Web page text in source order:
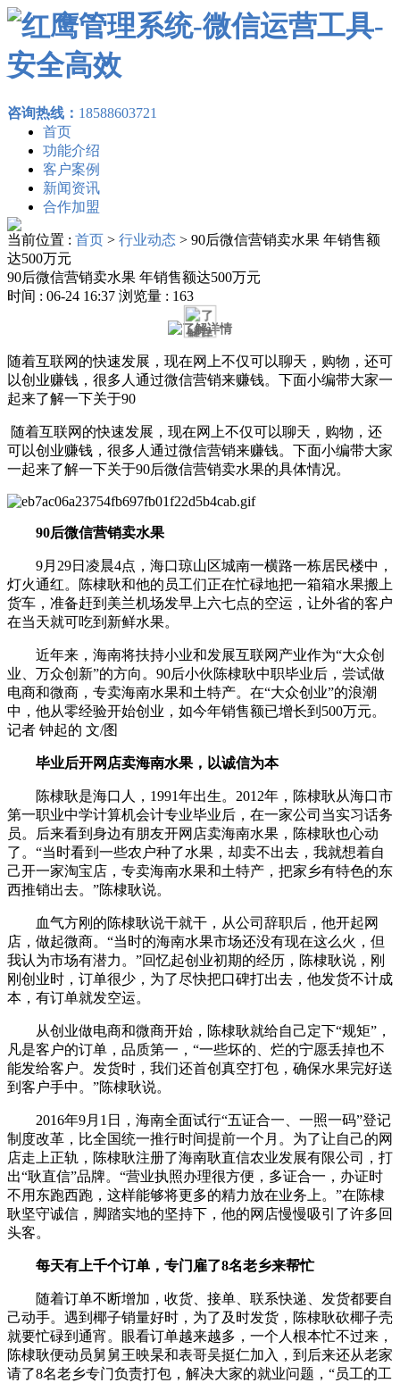
咨询热线： 18588603721
首页
功能介绍
客户案例
新闻资讯
合作加盟
当前位置 : 首页 > 行业动态 > 90后微信营销卖水果 年销售额
达500万元
90后微信营销卖水果 年销售额达500万元
时间 : 06-24 16:37 浏览量 : 163
随着互联网的快速发展，现在网上不仅可以聊天，购物，还可
以创业赚钱，很多人通过微信营销来赚钱。下面小编带大家一
起来了解一下关于90
随着互联网的快速发展，现在网上不仅可以聊天，购物，还
可以创业赚钱，很多人通过微信营销来赚钱。下面小编带大家
一起来了解一下关于90后微信营销卖水果的具体情况。
90后微信营销卖水果
9月29日凌晨4点，海口琼山区城南一横路一栋居民楼中，
灯火通红。陈棣耿和他的员工们正在忙碌地把一箱箱水果搬上
货车，准备赶到美兰机场发早上六七点的空运，让外省的客户
在当天就可吃到新鲜水果。
近年来，海南将扶持小业和发展互联网产业作为“大众创
业、万众创新”的方向。90后小伙陈棣耿中职毕业后，尝试做
电商和微商，专卖海南水果和土特产。在“大众创业”的浪潮
中，他从零经验开始创业，如今年销售额已增长到500万元。
记者 钟起的 文/图
毕业后开网店卖海南水果，以诚信为本
陈棣耿是海口人，1991年出生。2012年，陈棣耿从海口市
第一职业中学计算机会计专业毕业后，在一家公司当实习话务
员。后来看到身边有朋友开网店卖海南水果，陈棣耿也心动
了。“当时看到一些农户种了水果，却卖不出去，我就想着自
己开一家淘宝店，专卖海南水果和土特产，把家乡有特色的东
西推销出去。”陈棣耿说。
血气方刚的陈棣耿说干就干，从公司辞职后，他开起网
店，做起微商。“当时的海南水果市场还没有现在这么火，但
我认为市场有潜力。”回忆起创业初期的经历，陈棣耿说，刚
刚创业时，订单很少，为了尽快把口碑打出去，他发货不计成
本，有订单就发空运。
从创业做电商和微商开始，陈棣耿就给自己定下“规矩”，
凡是客户的订单，品质第一，“一些坏的、烂的宁愿丢掉也不
能发给客户。发货时，我们还首创真空打包，确保水果完好送
到客户手中。”陈棣耿说。
2016年9月1日，海南全面试行“五证合一、一照一码”登记
制度改革，比全国统一推行时间提前一个月。为了让自己的网
店走上正轨，陈棣耿注册了海南耿直信农业发展有限公司，打
出“耿直信”品牌。“营业执照办理很方便，多证合一，办证时
不用东跑西跑，这样能够将更多的精力放在业务上。”在陈棣
耿坚守诚信，脚踏实地的坚持下，他的网店慢慢吸引了许多回
头客。
每天有上千个订单，专门雇了8名老乡来帮忙
随着订单不断增加，收货、接单、联系快递、发货都要自
己动手。遇到椰子销量好时，为了及时发货，陈棣耿砍椰子壳
就要忙碌到通宵。眼看订单越来越多，一个人根本忙不过来，
陈棣耿便动员舅舅王映杲和表哥吴挺仁加入，到后来还从老家
请了8名老乡专门负责打包，解决大家的就业问题，“员工的工